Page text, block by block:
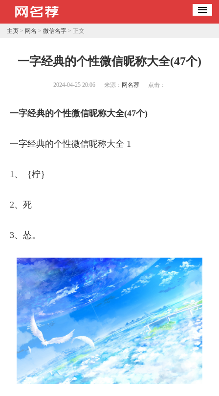
主页> 网名 > 微信名字> 正文
​一字经典的个性微信昵称大全(47个)
2024-04-25 20:06 来源： 网名荐 点击：
一字经典的个性微信昵称大全(47个)
一字经典的个性微信昵称大全 1
1、｛柠｝
2、死
3、怂。